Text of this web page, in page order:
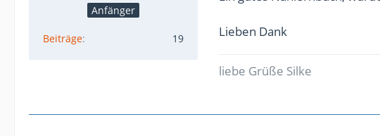
Anfänger
Beiträge 19 Lieben Dank
liebe Grüße Silke